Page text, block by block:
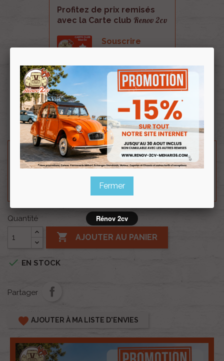
Profitez de prix remisés
avec la Carte club Renov 2cv
Souscrire
Toile d'assise PVC banquette et sièges séparés 2cv
Dyane Acadiane.
LES CORDES A PIANO NE SONT PAS INCLUSES.
Besoin d'un renseignement technique sur le produit
? N'hésitez pas à contacter notre service
0254 277 154ou par mail à
renov2cv.technique@gmail.com
Quantité
 AJOUTER AU PANIER
 EN STOCK
Partager
favorite AJOUTER À MA LISTE D'ENVIES
Fermer
Rénov 2cv